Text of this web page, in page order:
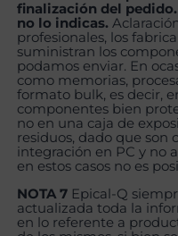
finalización del
no lo indicas.
profesionales, los
suministran los
podamos enviar. En
como memorias,
formato bulk, es decir,
componentes bien
no en una caja de
residuos, dado que son
integración en PC y no
en estos casos no es
NOTA 7 Epical-Q
actualizada toda la
en lo referente a